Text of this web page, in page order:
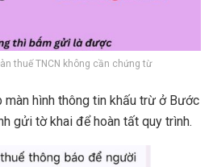
thuế TNCN không cần chứng từ
hình thông tin khấu trừ ở Bước
gửi tờ khai để hoàn tất quy trình.